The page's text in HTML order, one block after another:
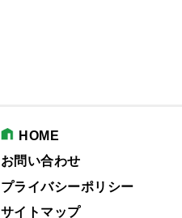
HOME
お問い合わせ
プライバシーポリシー
サイトマップ